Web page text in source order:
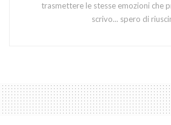
trasmettere le stesse emozioni che
scrivo... spero di